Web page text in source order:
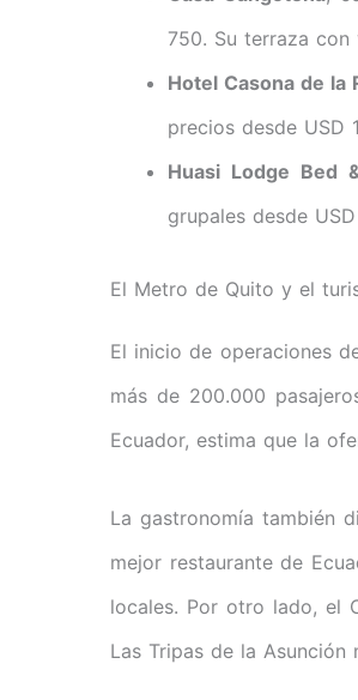
750. Su terraza
Hotel Casona de la
precios desde USD
Huasi Lodge Bed
grupales desde
El Metro de Quito y el
El inicio de operaciones
más de 200.000
Ecuador, estima que la
La gastronomía también
mejor restaurante de
locales. Por otro lado, el
Las Tripas de la